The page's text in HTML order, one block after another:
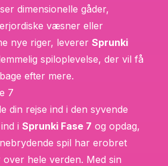
dimensionelle gåder,
væsner eller
nye riger, leverer Sprunki
spiloplevelse, der vil få
efter mere.
7
din rejse ind i den syvende
i Sprunki Fase 7 og opdag,
spil har erobret
hele verden. Med sin